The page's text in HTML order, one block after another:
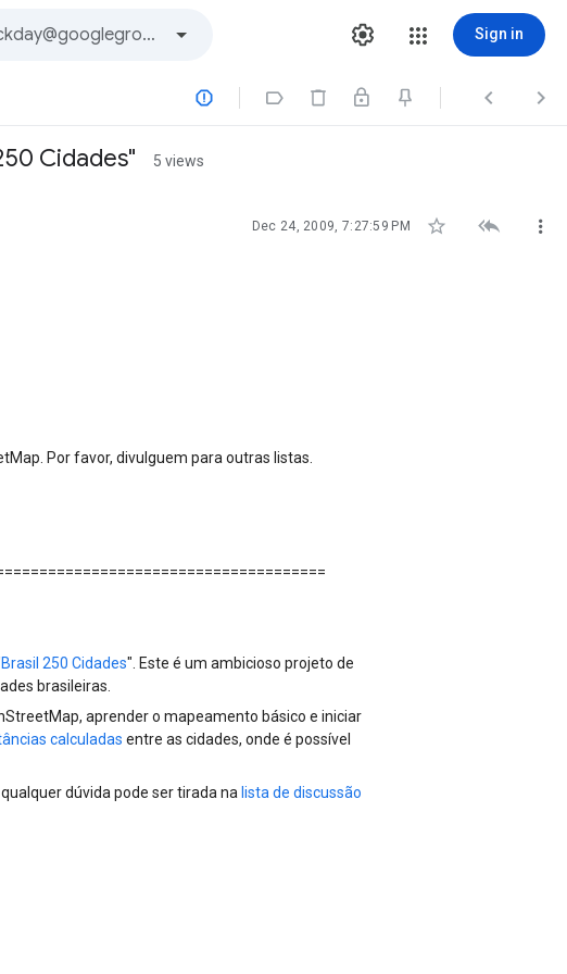
Sign in
   
Cidades" 5 views
Dec 24, 2009, 7:27:59 PM   
Por favor, divulguem para outras listas.
Brasil 250 Cidades". Este é um ambicioso projeto de
brasileiras.
aprender o mapeamento básico e iniciar
calculadas entre as cidades, onde é possível
dúvida pode ser tirada na lista de discussão